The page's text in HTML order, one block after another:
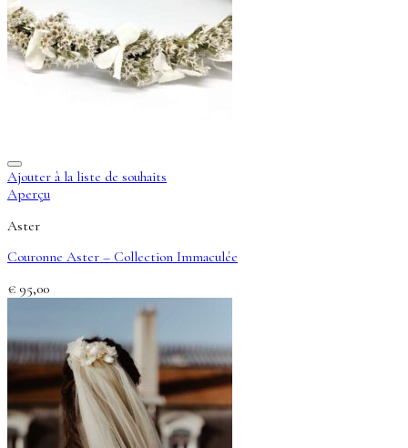
Ajouter à la liste de souhaits
Aperçu
Aster
Couronne Aster – Collection Immaculée
€ 95,00